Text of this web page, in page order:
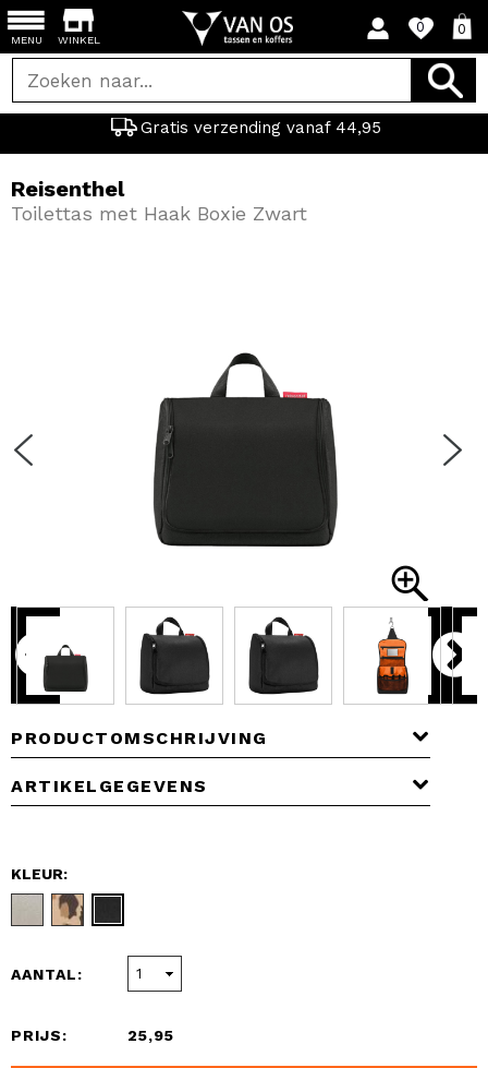
WINKEL
0 0
Gratis verzending vanaf 44,95
MENU
PRODUCTOMSCHRIJVING
ARTIKELGEGEVENS
Reisenthel
Toilettas met Haak Boxie Zwart
KLEUR:
AANTAL:
PRIJS: 25,95